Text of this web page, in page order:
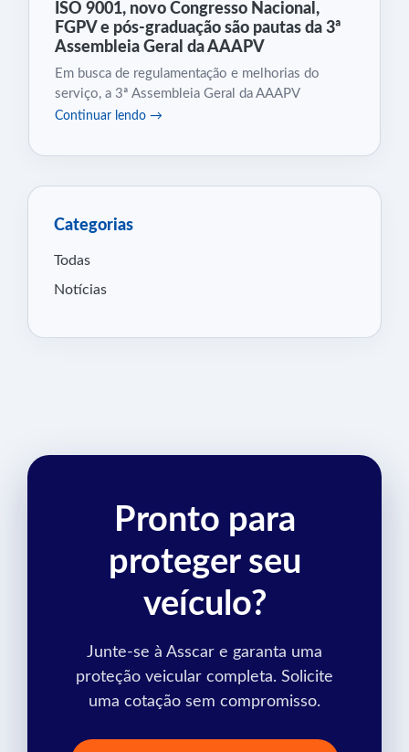
ISO 9001, novo Congresso Nacional,
FGPV e pós-graduação são pautas da 3ª
Assembleia Geral da AAAPV
Em busca de regulamentação e melhorias do
serviço, a 3ª Assembleia Geral da AAAPV
Continuar lendo →
Categorias
Todas
Notícias
Pronto para
proteger seu
veículo?
Junte-se à Asscar e garanta uma
proteção veicular completa. Solicite
uma cotação sem compromisso.